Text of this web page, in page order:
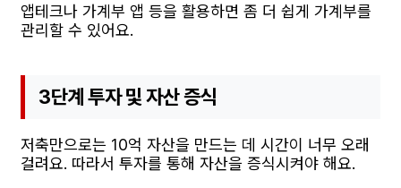
앱테크나 가계부 앱 등을 활용하면 좀 더 쉽게 가계부를
관리할 수 있어요.
3단계 투자 및 자산 증식
저축만으로는 10억 자산을 만드는 데 시간이 너무 오래
걸려요. 따라서 투자를 통해 자산을 증식시켜야 해요.